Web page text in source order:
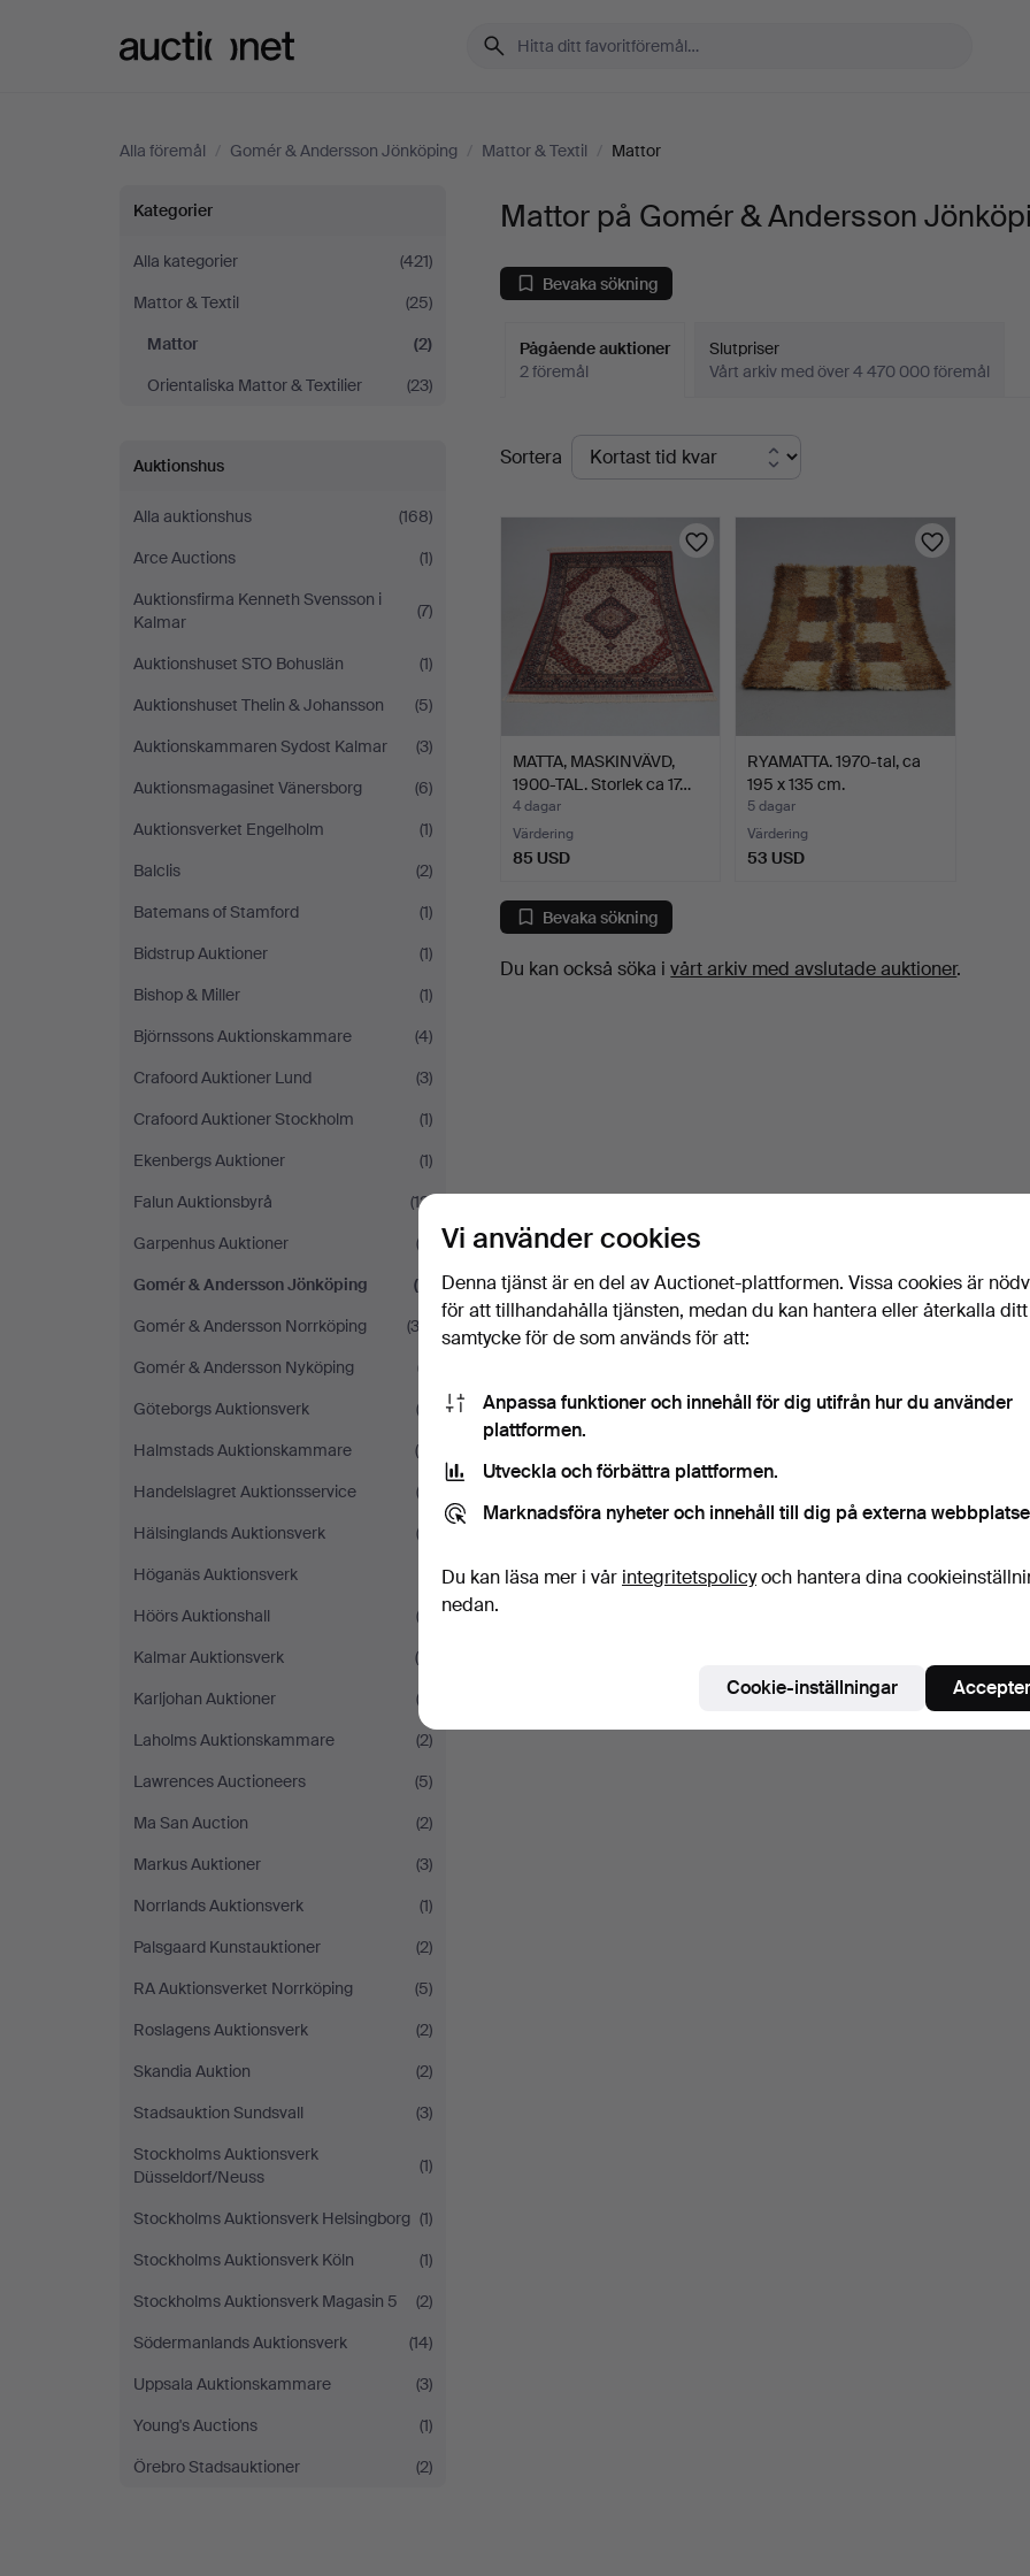
Alla föremål / Gomér & Andersson Jönköping / Mattor & Textil / Mattor
Mattor
på
Gomér
Jönköping
Kategorier
Alla kategorier
(421)
Mattor & Textil
(25)
Mattor
(2)
Orientaliska Mattor & Textilier
(23)
Auktionshus
Alla auktionshus
(168)
Arce Auctions
(1)
Auktionsfirma Kenneth Svensson i
Kalmar
(7)
Auktionshuset STO Bohuslän
(1)
Auktionshuset Thelin & Johansson
(5)
Auktionskammaren Sydost Kalmar
(3)
Auktionsmagasinet Vänersborg
(6)
Auktionsverket Engelholm
(1)
Balclis
(2)
Batemans of Stamford
(1)
Bidstrup Auktioner
(1)
Bishop & Miller
(1)
Björnssons Auktionskammare
(4)
Crafoord Auktioner Lund
(3)
Crafoord Auktioner Stockholm
(1)
Ekenbergs Auktioner
(1)
Falun Auktionsbyrå
(12)
Garpenhus Auktioner
(3)
Gomér & Andersson Jönköping
(2)
Gomér & Andersson Norrköping
(32)
Gomér & Andersson Nyköping
(7)
Göteborgs Auktionsverk
(2)
Halmstads Auktionskammare
(6)
Handelslagret Auktionsservice
(2)
Hälsinglands Auktionsverk
(2)
Höganäs Auktionsverk
Höörs Auktionshall
(2)
Kalmar Auktionsverk
(4)
Karljohan Auktioner
(3)
Laholms Auktionskammare
(2)
Lawrences Auctioneers
(5)
Ma San Auction
(2)
Markus Auktioner
(3)
Norrlands Auktionsverk
(1)
Palsgaard Kunstauktioner
(2)
RA Auktionsverket Norrköping
(5)
Roslagens Auktionsverk
(2)
Skandia Auktion
(2)
Stadsauktion Sundsvall
(3)
Stockholms Auktionsverk
Düsseldorf/Neuss
(1)
Stockholms Auktionsverk Helsingborg (1)
Stockholms Auktionsverk Köln
(1)
Stockholms Auktionsverk Magasin 5
(2)
Södermanlands Auktionsverk
(14)
Uppsala Auktionskammare
(3)
Young's Auctions
(1)
Örebro Stadsauktioner
(2)
Mattor på Gomér & Andersson
Bevaka sökning
Pågående auktioner
2 föremål
Slutpriser
Vårt arkiv med över 4 470 000 föremål
Pågående
auktioner
Sortera
MATTA, MASKINVÄVD,
1900-TAL. Storlek ca 17…
4 dagar
Värdering
85 USD
RYAMATTA. 1970-tal, ca
195 x 135 cm.
5 dagar
Värdering
53 USD
Bevaka sökning
Du kan också söka ivårt arkiv med avslutade auktioner.
Vi använder cookies
Denna tjänst är en del av Auctionet-plattformen. Vissa cookies är
för att tillhandahålla tjänsten, medan du kan hantera eller återkalla ditt
samtycke för de som används för att:
Anpassa funktioner och innehåll för dig utifrån hur du använder
plattformen.
Utveckla och förbättra plattformen.
Marknadsföra nyheter och innehåll till dig på externa
Du kan läsa mer i vår integritetspolicyoch hantera dina
nedan.
Cookie-inställningar